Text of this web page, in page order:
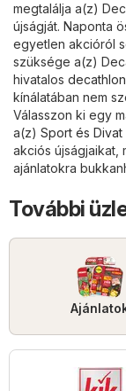
megtalálja a(z)
újságját. Naponta
egyetlen akcióról
szüksége a(z)
hivatalos
kínálatában nem
Válasszon ki egy
a(z) Sport és Divat
akciós
ajánlatokra
További